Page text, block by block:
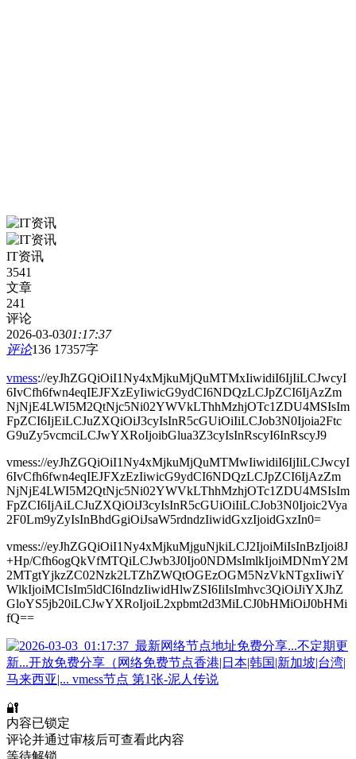
IT资讯
3541
文章
241
评论
2026-03-0301:17:37
评论136 17357字
vmess://eyJhZGQiOiI1Ny4xMjkuMjQuMTMxIiwidiI6IjIiLCJwcyI
6IvCfh6fwn4eqIEJFXzEyIiwicG9ydCI6NDQzLCJpZCI6IjAzZm
NjNjE4LWI5M2QtNjc5Ni02YWVkLThhMzhjOTc1ZDU4MSIsIm
FpZCI6IjEiLCJuZXQiOiJ3cyIsInR5cGUiOiIiLCJob3N0Ijoia2Ftc
G9uZy5vcmciLCJwYXRoIjoibGlua3Z3cyIsInRscyI6InRscyJ9
vmess://eyJhZGQiOiI1Ny4xMjkuMjQuMTMwIiwidiI6IjIiLCJwcyI
6IvCfh6fwn4eqIEJFXzEzIiwicG9ydCI6NDQzLCJpZCI6IjAzZm
NjNjE4LWI5M2QtNjc5Ni02YWVkLThhMzhjOTc1ZDU4MSIsIm
FpZCI6IjAiLCJuZXQiOiJ3cyIsInR5cGUiOiIiLCJob3N0Ijoic2Vya
2F0Lm9yZyIsInBhdGgiOiJsaW5rdndzIiwidGxzIjoidGxzIn0=
vmess://eyJhZGQiOiI1Ny4xMjkuMjguNjkiLCJ2IjoiMiIsInBzIjoi8J
+Hp/Cfh6ogQkVfMTQiLCJwb3J0Ijo0NDMsImlkIjoiMDNmY2M
2MTgtYjkzZC02Nzk2LTZhZWQtOGEzOGM5NzVkNTgxIiwiY
WlkIjoiMCIsIm5ldCI6IndzIiwidHlwZSI6IiIsImhvc3QiOiJiYXJhZ
GloYS5jb20iLCJwYXRoIjoiL2xpbmt2d3MiLCJ0bHMiOiJ0bHMi
fQ==
🔐
内容已锁定
评论并通过审核后可查看此内容